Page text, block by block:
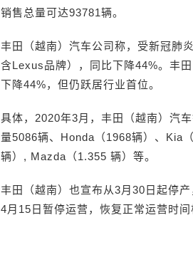
销售总量可达93781辆。
丰田（越南）汽车公司称，受新冠肺
含Lexus品牌），同比下降44%。丰
下降44%，但仍跃居行业首位。
具体，2020年3月，丰田（越南）汽
量5086辆、Honda（1968辆）、Kia
辆）, Mazda（1.355 辆）等。
丰田（越南）也宣布从3月30日起停
4月15日暂停运营，恢复正常运营时